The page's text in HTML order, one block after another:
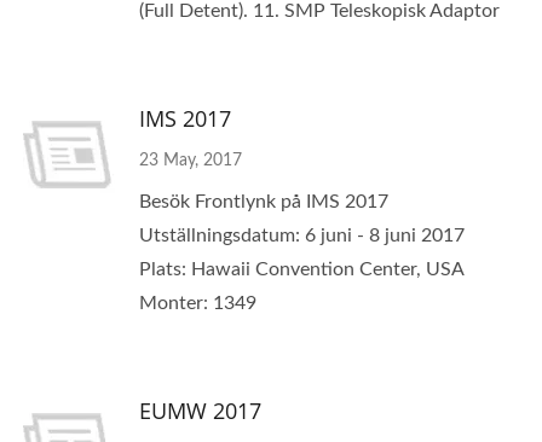
(Full Detent). 11. SMP Teleskopisk Adaptor
IMS 2017
23 May, 2017
Besök Frontlynk på IMS 2017
Utställningsdatum: 6 juni - 8 juni 2017
Plats: Hawaii Convention Center, USA
Monter: 1349
EUMW 2017